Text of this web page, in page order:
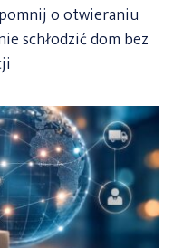
o otwieraniu
schłodzić dom bez